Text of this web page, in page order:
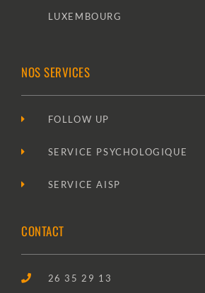
LUXEMBOURG
NOS SERVICES
FOLLOW UP
SERVICE PSYCHOLOGIQUE
SERVICE AISP
CONTACT
26 35 29 13